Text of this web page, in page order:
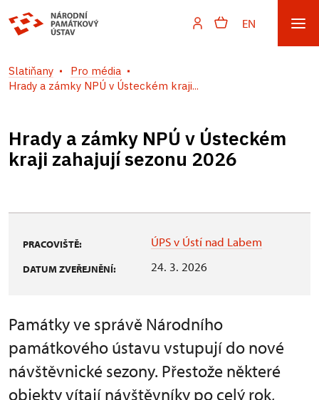
EN
Slatiňany
Pro média
Hrady a zámky NPÚ v Ústeckém kraji...
Hrady a zámky NPÚ v Ústeckém
kraji zahajují sezonu 2026
PRACOVIŠTĚ: ÚPS v Ústí nad Labem
DATUM ZVEŘEJNĚNÍ: 24. 3. 2026
Památky ve správě Národního
památkového ústavu vstupují do nové
návštěvnické sezony. Přestože některé
objekty vítají návštěvníky po celý rok,